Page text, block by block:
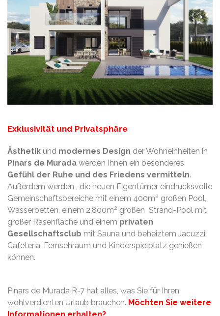
Exklusivität und Privatsphäre
Ästhetik und modernes Design der Wohneinheiten in
Pinars de Murada werden Ihnen ein besonderes
Gefühl der Ruhe und des Friedens vermitteln.
Außerdem werden , die neuen Eigentümer eindrucksvolle
Gemeinschaftsbereiche mit einem 400m2 großen Pool,
Wasserbetten, einem 2.800m2 großen Strand-Pool mit
großer Rasenfläche und einem privaten
Gesellschaftsclub mit Sauna und beheiztem Jacuzzi,
Cafeteria, Fernsehraum und Kinderspielplatz genießen
können.
Pinars de Murada R-7 hat alles, was Sie für Ihren
wohlverdienten Urlaub brauchen. Möchten Sie weitere